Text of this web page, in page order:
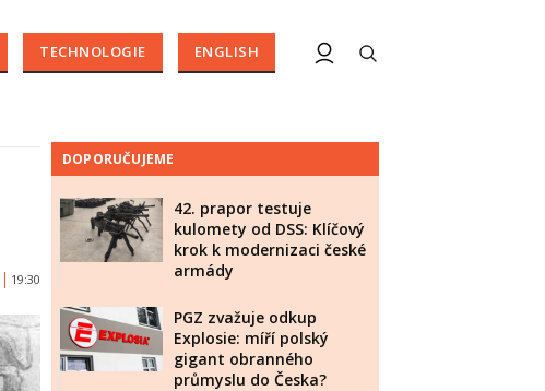
TECHNOLOGIE ENGLISH
19:30
DOPORUČUJEME
42. prapor testuje
kulomety od DSS: Klíčový
krok k modernizaci české
armády
PGZ zvažuje odkup
Explosie: míří polský
gigant obranného
průmyslu do Česka?